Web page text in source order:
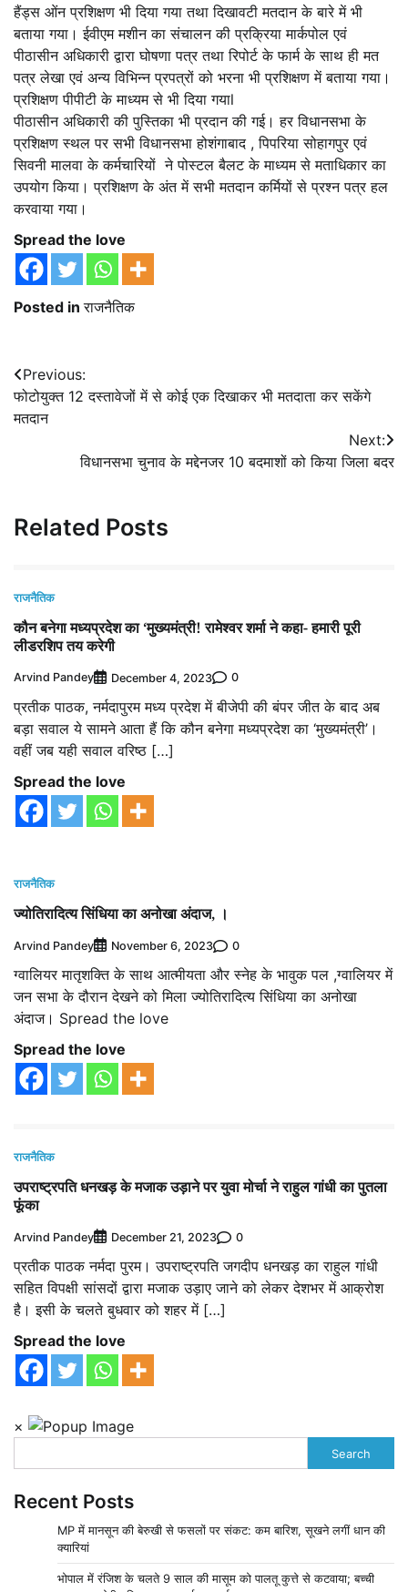
हैंड्स ओंन प्रशिक्षण भी दिया गया तथा दिखावटी मतदान के बारे में भी
बताया गया। ईवीएम मशीन का संचालन की प्रक्रिया मार्कपोल एवं
पीठासीन अधिकारी द्वारा घोषणा पत्र तथा रिपोर्ट के फार्म के साथ ही मत
पत्र लेखा एवं अन्य विभिन्न प्रपत्रों को भरना भी प्रशिक्षण में बताया गया।
प्रशिक्षण पीपीटी के माध्यम से भी दिया गयाl
पीठासीन अधिकारी की पुस्तिका भी प्रदान की गई। हर विधानसभा के
प्रशिक्षण स्थल पर सभी विधानसभा होशंगाबाद , पिपरिया सोहागपुर एवं
सिवनी मालवा के कर्मचारियों ने पोस्टल बैलट के माध्यम से मताधिकार का
उपयोग किया। प्रशिक्षण के अंत में सभी मतदान कर्मियों से प्रश्न पत्र हल
करवाया गया।
Spread the love
Posted inराजनैतिक
Post
navigation
Previous:
फोटोयुक्त 12 दस्तावेजों में से कोई एक दिखाकर भी मतदाता कर सकेंगे
मतदान
Next:
विधानसभा चुनाव के मद्देनजर 10 बदमाशों को किया जिला बदर
Related Posts
राजनैतिक
कौन बनेगा मध्यप्रदेश का ‘मुख्यमंत्री! रामेश्वर शर्मा ने कहा- हमारी पूरी
लीडरशिप तय करेगी
Arvind Pandey December 4, 2023 0
प्रतीक पाठक, नर्मदापुरम मध्य प्रदेश में बीजेपी की बंपर जीत के बाद अब
बड़ा सवाल ये सामने आता हैं कि कौन बनेगा मध्यप्रदेश का ‘मुख्यमंत्री’।
वहीं जब यही सवाल वरिष्ठ […]
Spread the love
राजनैतिक
ज्योतिरादित्य सिंधिया का अनोखा अंदाज, ।
Arvind Pandey November 6, 2023 0
ग्वालियर मातृशक्ति के साथ आत्मीयता और स्नेह के भावुक पल ,ग्वालियर में
जन सभा के दौरान देखने को मिला ज्योतिरादित्य सिंधिया का अनोखा
अंदाज। Spread the love
Spread the love
राजनैतिक
उपराष्ट्रपति धनखड़ के मजाक उड़ाने पर युवा मोर्चा ने राहुल गांधी का पुतला
फूंका
Arvind Pandey December 21, 2023 0
प्रतीक पाठक नर्मदा पुरम। उपराष्ट्रपति जगदीप धनखड़ का राहुल गांधी
सहित विपक्षी सांसदों द्वारा मजाक उड़ाए जाने को लेकर देशभर में आक्रोश
है। इसी के चलते बुधवार को शहर में […]
Spread the love
×
Search
Recent Posts
MP में मानसून की बेरुखी से फसलों पर संकट: कम बारिश, सूखने लगीं धान की
क्यारियां
भोपाल में रंजिश के चलते 9 साल की मासूम को पालतू कुत्ते से कटवाया; बच्ची